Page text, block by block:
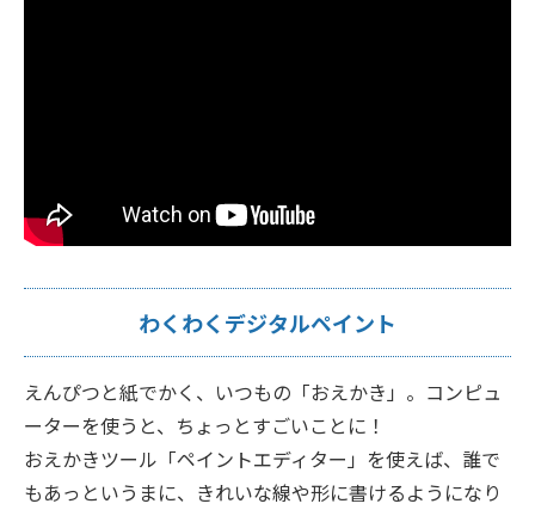
わくわくデジタルペイント
えんぴつと紙でかく、いつもの「おえかき」。コンピュ
ーターを使うと、ちょっとすごいことに！
おえかきツール「ペイントエディター」を使えば、誰で
もあっというまに、きれいな線や形に書けるようになり